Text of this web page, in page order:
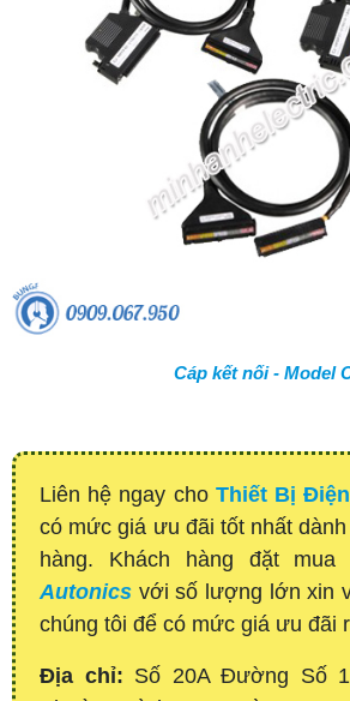
Cáp kết nối - Model
Liên hệ ngay cho Thiết Bị
có mức giá ưu đãi tốt nhất
hàng. Khách hàng đặt mua
Autonics với số lượng lớn xin
chúng tôi để có mức giá ưu đãi
Địa chỉ: Số 20A Đường Số